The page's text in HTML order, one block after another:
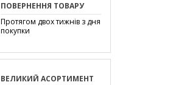
ПОВЕРНЕННЯ ТОВАРУ
Протягом двох тижнів з дня
покупки
ВЕЛИКИЙ АСОРТИМЕНТ